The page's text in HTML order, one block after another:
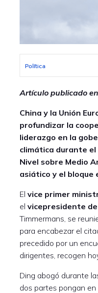
Política
Artículo publicado en
China y la Unión
profundizar la
liderazgo en la
climática durante
Nivel sobre Medio
asiático y el bloque
El vice primer
el vicepresidente de
Timmermans, se
para encabezar el
precedido por un
dirigentes, recogen
Ding abogó durante
dos partes pongan